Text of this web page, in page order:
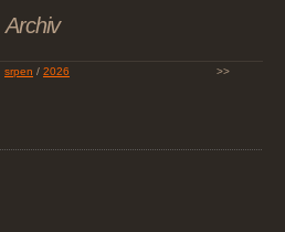
Archiv
srpen / 2026 >>